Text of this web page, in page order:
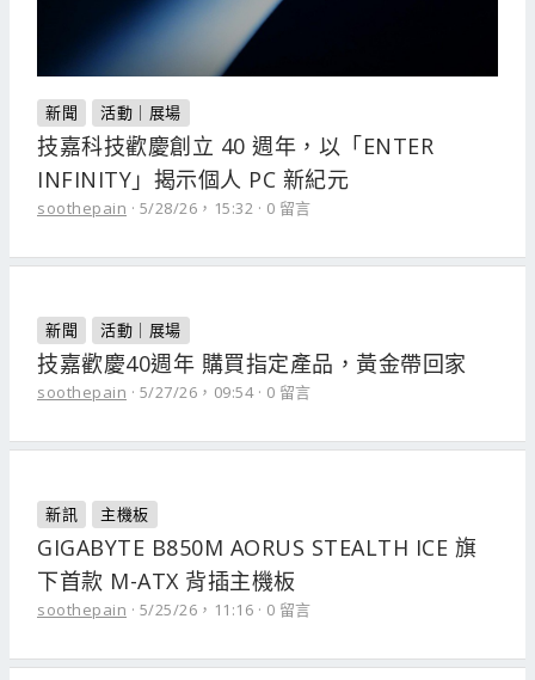
新聞 活動｜展場
技嘉科技歡慶創立 40 週年，以「ENTER
INFINITY」揭示個人 PC 新紀元
soothepain 5/28/26，15:32 0 留言
新聞 活動｜展場
技嘉歡慶40週年 購買指定產品，黃金帶回家
soothepain 5/27/26，09:54 0 留言
新訊 主機板
GIGABYTE B850M AORUS STEALTH ICE 旗
下首款 M-ATX 背插主機板
soothepain 5/25/26，11:16 0 留言